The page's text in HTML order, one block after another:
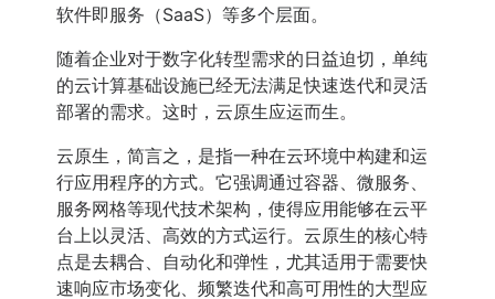
软件即服务（SaaS）等多个层面。
随着企业对于数字化转型需求的日益迫切，单纯
的云计算基础设施已经无法满足快速迭代和灵活
部署的需求。这时，云原生应运而生。
云原生，简言之，是指一种在云环境中构建和运
行应用程序的方式。它强调通过容器、微服务、
服务网格等现代技术架构，使得应用能够在云平
台上以灵活、高效的方式运行。云原生的核心特
点是去耦合、自动化和弹性，尤其适用于需要快
速响应市场变化、频繁迭代和高可用性的大型应